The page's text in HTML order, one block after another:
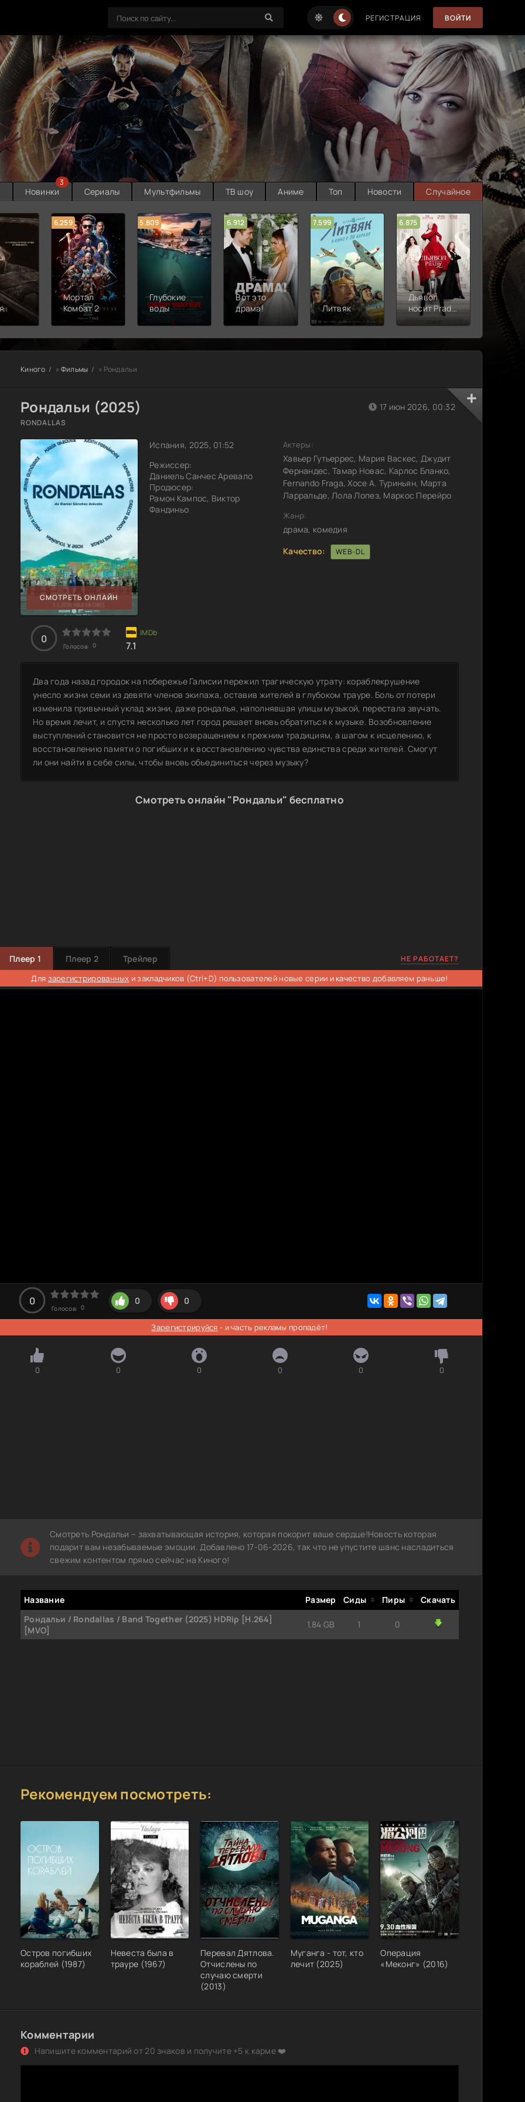
РЕГИСТРАЦИЯ ВОЙТИ
Новинки
3
Сериалы Мультфильмы ТВ шоу Аниме Топ Новости Случайное
6.259
Мортал
Комбат 2
5.809
Глубокие
воды
6.912
Вот это
драма!
7.599
Литвяк
6.875
Дьявол
носит Prada
2
6.314
Киного » Фильмы » Рондальи
Рондальи (2025)
RONDALLAS
СМОТРЕТЬ ОНЛАЙН
Испания, 2025, 01:52
Режиссер:
Даниель Санчес Аревало
Продюсер:
Рамон Кампос, Виктор
Фандиньо
17 июн 2026, 00:32
Актеры:
Хавьер Гутьеррес, Мария Васкес, Джудит
Фернандес, Тамар Новас, Карлос Бланко,
Fernando Fraga, Хосе А. Туриньян, Марта
Ларральде, Лола Лопез, Маркос Перейро
Жанр:
драма, комедия
Качество:
WEB-DL
0
Голосов: 0 7.1
Два года назад городок на побережье Галисии пережил трагическую утрату: кораблекрушение
унесло жизни семи из девяти членов экипажа, оставив жителей в глубоком трауре. Боль от потери
изменила привычный уклад жизни, даже рондалья, наполнявшая улицы музыкой, перестала звучать.
Но время лечит, и спустя несколько лет город решает вновь обратиться к музыке. Возобновление
выступлений становится не просто возвращением к прежним традициям, а шагом к исцелению, к
восстановлению памяти о погибших и к восстановлению чувства единства среди жителей. Смогут
ли они найти в себе силы, чтобы вновь объединиться через музыку?
Смотреть онлайн "Рондальи" бесплатно
Плеер 1 Плеер 2 Трейлер НЕ РАБОТАЕТ?
Для зарегистрированных и закладчиков (Ctrl+D) пользователей новые серии и качество добавляем раньше!
0
Голосов: 0
0 0
Зарегистрируйся - и часть рекламы пропадёт!
0 0 0 0 0 0
Смотреть Рондальи – захватывающая история, которая покорит ваше сердце!Новость которая
подарит вам незабываемые эмоции. Добавлено 17-06-2026, так что не упустите шанс насладиться
свежим контентом прямо сейчас на Киного!
Название Размер Сиды Пиры
Скачать
Рондальи / Rondallas / Band Together (2025) HDRip [H.264]
[MVO]
1.84 GB 1 0
Рекомендуем посмотреть:
Остров погибших
кораблей (1987)
Невеста была в
трауре (1967)
Перевал Дятлова.
Отчислены по
случаю смерти
(2013)
Муганга - тот, кто
лечит (2025)
Операция
«Меконг» (2016)
Комментарии
Напишите комментарий от 20 знаков и получите +5 к карме ❤️